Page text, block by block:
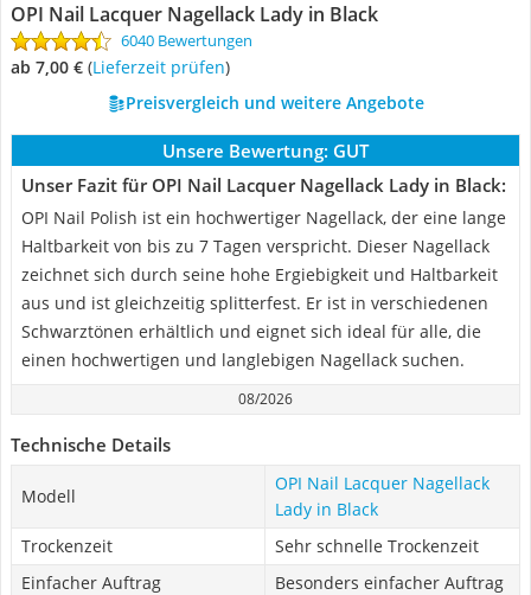
OPI Nail Lacquer Nagellack Lady in Black
6040 Bewertungen
ab 7,00 € (Lieferzeit prüfen)
Preisvergleich und weitere Angebote
Unsere Bewertung: GUT
Unser Fazit für OPI Nail Lacquer Nagellack Lady in Black:
OPI Nail Polish ist ein hochwertiger Nagellack, der eine lange
Haltbarkeit von bis zu 7 Tagen verspricht. Dieser Nagellack
zeichnet sich durch seine hohe Ergiebigkeit und Haltbarkeit
aus und ist gleichzeitig splitterfest. Er ist in verschiedenen
Schwarztönen erhältlich und eignet sich ideal für alle, die
einen hochwertigen und langlebigen Nagellack suchen.
08/2026
Technische Details
Modell
OPI Nail Lacquer Nagellack
Lady in Black
Trockenzeit
Sehr schnelle Trockenzeit
Einfacher Auftrag
Besonders einfacher Auftrag